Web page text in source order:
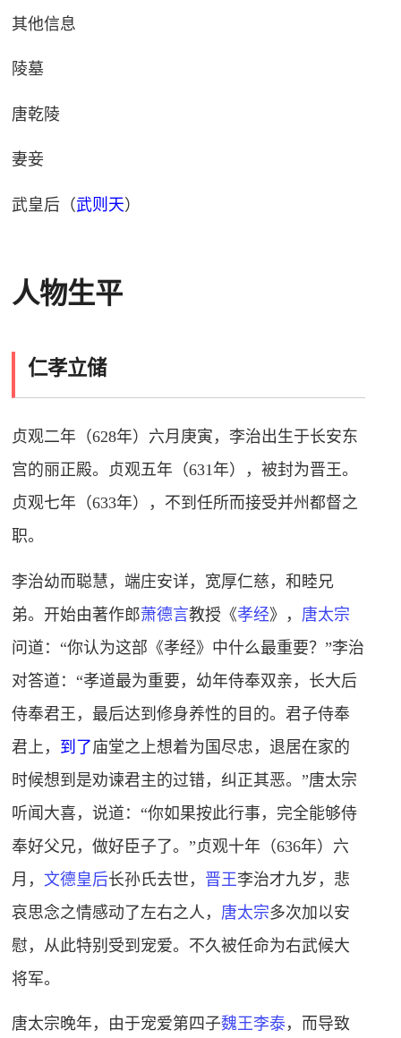
其他信息
陵墓
唐乾陵
妻妾
武皇后（武则天）
人物生平
仁孝立储
贞观二年（628年）六月庚寅，李治出生于长安东
宫的丽正殿。贞观五年（631年），被封为晋王。
贞观七年（633年），不到任所而接受并州都督之
职。
李治幼而聪慧，端庄安详，宽厚仁慈，和睦兄
弟。开始由著作郎萧德言教授《孝经》， 唐太宗
问道：“你认为这部《孝经》中什么最重要？”李治
对答道：“孝道最为重要，幼年侍奉双亲，长大后
侍奉君王，最后达到修身养性的目的。君子侍奉
君上， 到了庙堂之上想着为国尽忠，退居在家的
时候想到是劝谏君主的过错，纠正其恶。”唐太宗
听闻大喜，说道：“你如果按此行事，完全能够侍
奉好父兄，做好臣子了。” 贞观十年（636年）六
月， 文德皇后长孙氏去世， 晋王李治才九岁，悲
哀思念之情感动了左右之人， 唐太宗多次加以安
慰，从此特别受到宠爱。不久被任命为右武候大
将军。
唐太宗晚年，由于宠爱第四子魏王李泰，而导致